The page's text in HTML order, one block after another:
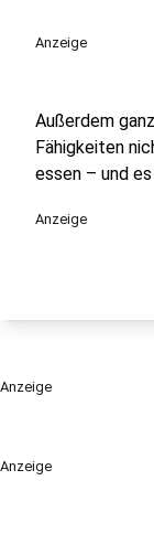
Anzeige
Anzeige
Außerdem
Fähigkeiten
essen – und
Anzeige
Anzeige